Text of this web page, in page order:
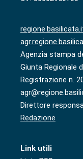
Agenzia stampa
Giunta Regionale
Registrazione n.
Direttore
Redazione
Link utili